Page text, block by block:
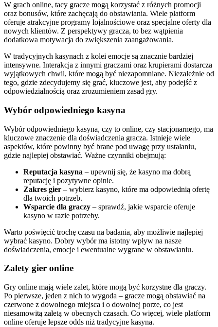
W grach online, tacy gracze mogą korzystać z różnych promocji
oraz bonusów, które zachęcają do obstawiania. Wiele platform
oferuje atrakcyjne programy lojalnościowe oraz specjalne oferty dla
nowych klientów. Z perspektywy gracza, to bez wątpienia
dodatkowa motywacja do zwiększenia zaangażowania.
W tradycyjnych kasynach z kolei emocje są znacznie bardziej
intensywne. Interakcja z innymi graczami oraz krupierami dostarcza
wyjątkowych chwil, które mogą być niezapomniane. Niezależnie od
tego, gdzie zdecydujemy się grać, kluczowe jest, aby podejść z
odpowiedzialnością oraz zrozumieniem zasad gry.
Wybór odpowiedniego kasyna
Wybór odpowiedniego kasyna, czy to online, czy stacjonarnego, ma
kluczowe znaczenie dla doświadczenia gracza. Istnieje wiele
aspektów, które powinny być brane pod uwagę przy ustalaniu,
gdzie najlepiej obstawiać. Ważne czynniki obejmują:
Reputacja kasyna – upewnij się, że kasyno ma dobrą
reputację i pozytywne opinie.
Zakres gier – wybierz kasyno, które ma odpowiednią ofertę
dla twoich potrzeb.
Wsparcie dla graczy – sprawdź, jakie wsparcie oferuje
kasyno w razie potrzeby.
Warto poświęcić trochę czasu na badania, aby możliwie najlepiej
wybrać kasyno. Dobry wybór ma istotny wpływ na nasze
doświadczenia, emocje i ewentualne wygrane w obstawianiu.
Zalety gier online
Gry online mają wiele zalet, które mogą być korzystne dla graczy.
Po pierwsze, jeden z nich to wygoda – gracze mogą obstawiać na
czerwone z dowolnego miejsca i o dowolnej porze, co jest
niesamowitą zaletą w obecnych czasach. Co więcej, wiele platform
online oferuje lepsze odds niż tradycyjne kasyna.